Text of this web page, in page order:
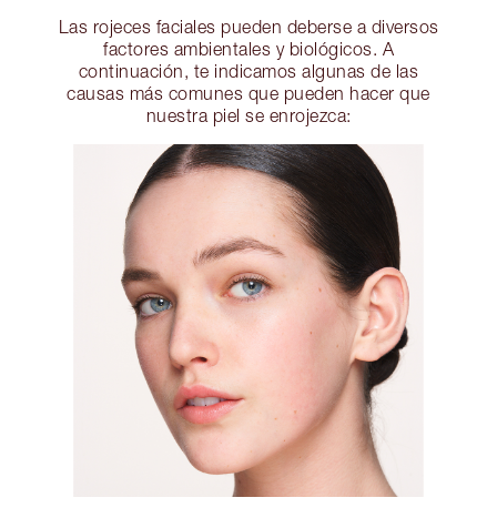
Las rojeces faciales pueden deberse a diversos
factores ambientales y biológicos. A
continuación, te indicamos algunas de las
causas más comunes que pueden hacer que
nuestra piel se enrojezca: